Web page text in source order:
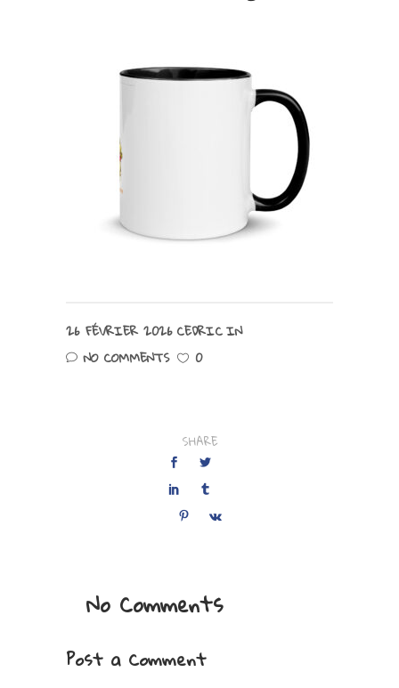
26 FÉVRIER 2026CEDRICIN
NO COMMENTS
0
SHARE
No Comments
Post a Comment